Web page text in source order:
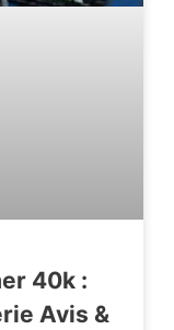
40k :
Avis &